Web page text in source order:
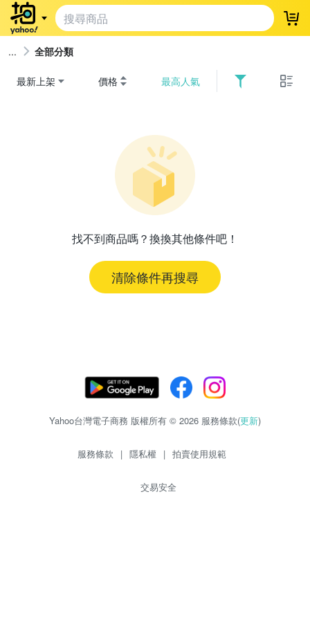
登
全部分類
最新上架 價格 最高人氣
找不到商品嗎？換換其他條件吧！
清除條件再搜尋
Yahoo台灣電子商務 版權所有 © 2026 服務條款(更新)
服務條款 | 隱私權 | 拍賣使用規範
交易安全